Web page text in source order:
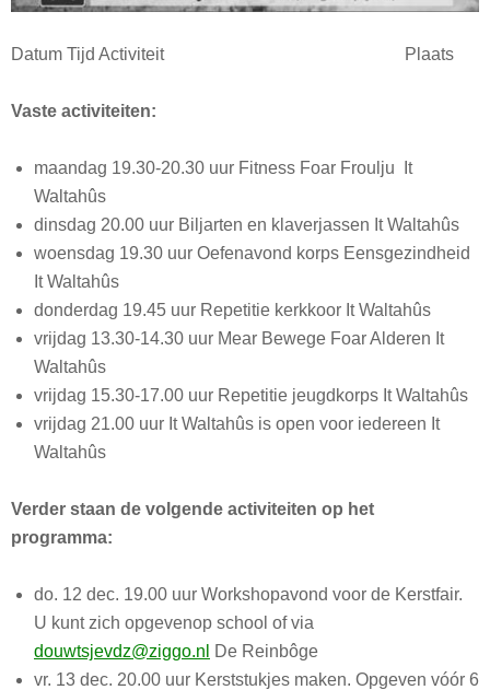
Datum Tijd Activiteit Plaats
Vaste activiteiten:
maandag 19.30-20.30 uur Fitness Foar Froulju It
Waltahûs
dinsdag 20.00 uur Biljarten en klaverjassen It Waltahûs
woensdag 19.30 uur Oefenavond korps Eensgezindheid
It Waltahûs
donderdag 19.45 uur Repetitie kerkkoor It Waltahûs
vrijdag 13.30-14.30 uur Mear Bewege Foar Alderen It
Waltahûs
vrijdag 15.30-17.00 uur Repetitie jeugdkorps It Waltahûs
vrijdag 21.00 uur It Waltahûs is open voor iedereen It
Waltahûs
Verder staan de volgende activiteiten op het
programma:
do. 12 dec. 19.00 uur Workshopavond voor de Kerstfair.
U kunt zich opgevenop school of via
douwtsjevdz@ziggo.nl
De Reinbôge
vr. 13 dec. 20.00 uur Kerststukjes maken. Opgeven vóór 6